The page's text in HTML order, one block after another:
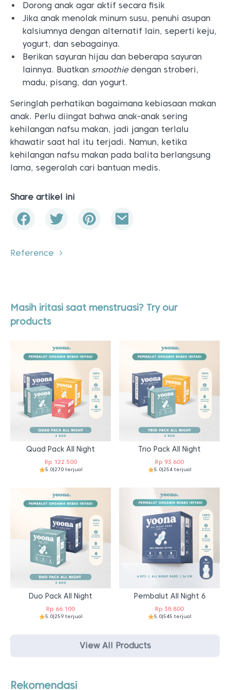
Dorong anak agar aktif secara fisik
Jika anak menolak minum susu, penuhi asupan
kalsiumnya dengan alternatif lain, seperti keju,
yogurt, dan sebagainya.
Berikan sayuran hijau dan beberapa sayuran
lainnya. Buatkan smoothiedengan stroberi,
madu, pisang, dan yogurt.
Seringlah perhatikan bagaimana kebiasaan makan
anak. Perlu diingat bahwa anak-anak sering
kehilangan nafsu makan, jadi jangan terlalu
khawatir saat hal itu terjadi. Namun, ketika
kehilangan nafsu makan pada balita berlangsung
lama, segeralah cari bantuan medis.
Share artikel ini
Reference
Masih iritasi saat menstruasi? Try our
products
Quad Pack All Night
Rp122.500
5.0|270 terjual
Trio Pack All Night
Rp 93.600
5.0|254 terjual
Duo Pack All Night
Rp 66.100
5.0|259 terjual
Pembalut All Night 6
Rp 38.800
5.0|545 terjual
View All Products
Rekomendasi